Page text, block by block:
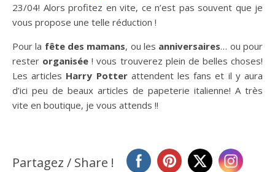
23/04! Alors profitez en vite, ce n’est pas souvent que je
vous propose une telle réduction !
Pour la fête des mamans, ou les anniversaires… ou pour
rester organisée ! vous trouverez plein de belles choses!
Les articles Harry Potterattendent les fans et il y aura
d’ici peu de beaux articles de papeterie italienne! A très
vite en boutique, je vous attends !!
Partagez / Share !